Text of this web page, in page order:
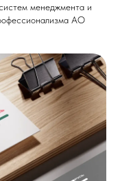
менеджмента и
АО